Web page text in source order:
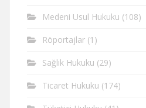
Medeni Usul Hukuku (108)
Röportajlar (1)
Sağlık Hukuku (29)
Ticaret Hukuku (174)